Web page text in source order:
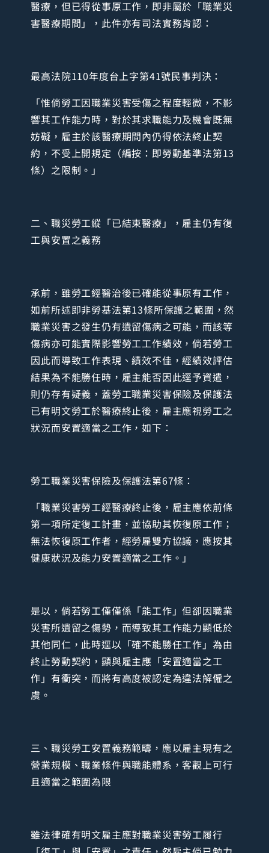
醫療，但已得從事原工作，即非屬於「職業災
害醫療期間」，此件亦有司法實務肯認：
最高法院110年度台上字第41號民事判決：
「惟倘勞工因職業災害受傷之程度輕微，不影
響其工作能力時，對於其求職能力及機會既無
妨礙，雇主於該醫療期間內仍得依法終止契
約，不受上開規定（編按：即勞動基準法第13
條）之限制。」
二、職災勞工縱「已結束醫療」，雇主仍有復
工與安置之義務
承前，雖勞工經醫治後已確能從事原有工作，
如前所述即非勞基法第13條所保護之範圍，然
職業災害之發生仍有遺留傷病之可能，而該等
傷病亦可能實際影響勞工工作績效，倘若勞工
因此而導致工作表現、績效不佳，經績效評估
結果為不能勝任時，雇主能否因此逕予資遣，
則仍存有疑義，蓋勞工職業災害保險及保護法
已有明文勞工於醫療終止後，雇主應視勞工之
狀況而安置適當之工作，如下：
勞工職業災害保險及保護法第67條：
「職業災害勞工經醫療終止後，雇主應依前條
第一項所定復工計畫，並協助其恢復原工作；
無法恢復原工作者，經勞雇雙方協議，應按其
健康狀況及能力安置適當之工作。」
是以，倘若勞工僅僅係「能工作」但卻因職業
災害所遺留之傷勢，而導致其工作能力顯低於
其他同仁，此時逕以「確不能勝任工作」為由
終止勞動契約，顯與雇主應「安置適當之工
作」有衝突，而將有高度被認定為違法解僱之
虞。
三、職災勞工安置義務範疇，應以雇主現有之
營業規模、職業條件與職能體系，客觀上可行
且適當之範圍為限
雖法律確有明文雇主應對職業災害勞工履行